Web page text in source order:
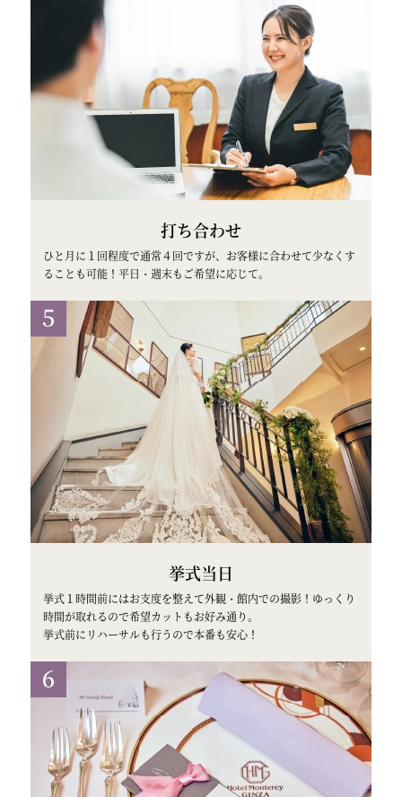
打ち合わせ
ひと月に１回程度で通常４回ですが、お客様に合わせて少なくす
ることも可能！平日・週末もご希望に応じて。
挙式当日
挙式１時間前にはお支度を整えて外観・館内での撮影！ゆっくり
時間が取れるので希望カットもお好み通り。
挙式前にリハーサルも行うので本番も安心！